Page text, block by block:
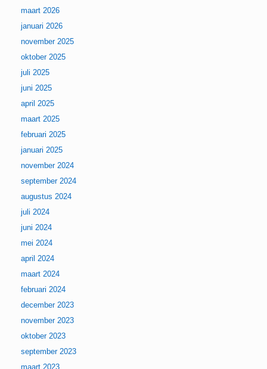
maart 2026
januari 2026
november 2025
oktober 2025
juli 2025
juni 2025
april 2025
maart 2025
februari 2025
januari 2025
november 2024
september 2024
augustus 2024
juli 2024
juni 2024
mei 2024
april 2024
maart 2024
februari 2024
december 2023
november 2023
oktober 2023
september 2023
maart 2023